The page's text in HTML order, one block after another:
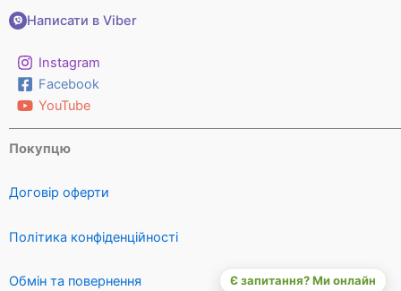
Написати в Viber
Instagram
Facebook
YouTube
Покупцю
Договір оферти
Політика конфіденційності
Обмін та повернення Є запитання? Ми онлайн